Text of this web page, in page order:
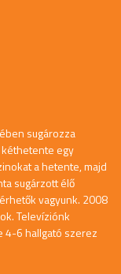
sugározza
kéthetente egy
a hetente, majd
sugárzott élő
vagyunk. 2008
Televíziónk
4-6 hallgató szerez